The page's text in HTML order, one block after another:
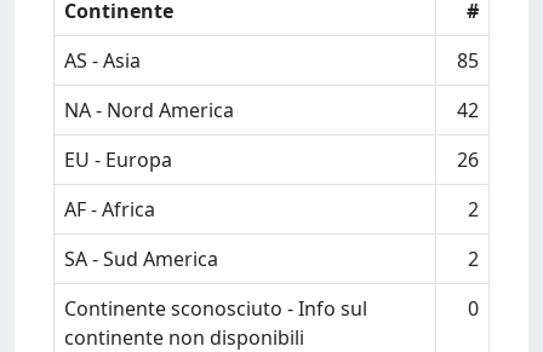
Continente
#
AS - Asia
85
NA - Nord America
42
EU - Europa
26
AF - Africa
2
SA - Sud America
2
Continente sconosciuto - Info sul
continente non disponibili
0